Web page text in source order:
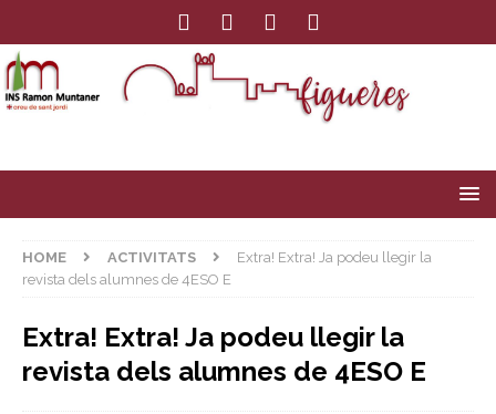
HOME ACTIVITATS
Extra! Extra! Ja podeu llegir la
revista dels alumnes de 4ESO E
Extra! Extra! Ja podeu llegir la
revista dels alumnes de 4ESO E